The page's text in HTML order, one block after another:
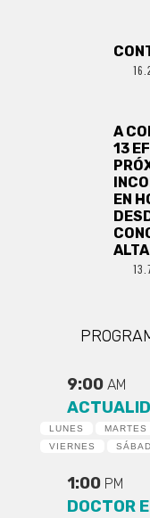
A
13
EN
9:00 AM
LUNES MARTES
VIERNES
1:00 PM
DOCTOR